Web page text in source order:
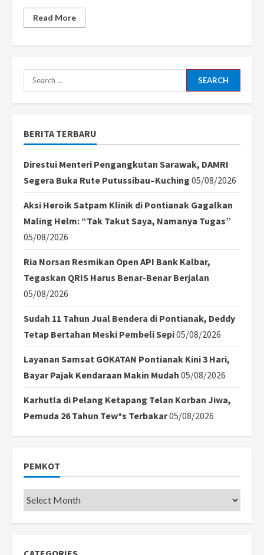
Read MoreRead
more
Sekadau,
Ditangkap
Search
for:
BERITA TERBARU
Direstui Menteri Pengangkutan Sarawak, DAMRI
Segera Buka Rute Putussibau–Kuching 05/08/2026
Aksi Heroik Satpam Klinik di Pontianak Gagalkan
Maling Helm: “Tak Takut Saya, Namanya Tugas”
05/08/2026
Ria Norsan Resmikan Open API Bank Kalbar,
Tegaskan QRIS Harus Benar-Benar Berjalan
05/08/2026
Sudah 11 Tahun Jual Bendera di Pontianak, Deddy
Tetap Bertahan Meski Pembeli Sepi05/08/2026
Layanan Samsat GOKATAN Pontianak Kini 3 Hari,
Bayar Pajak Kendaraan Makin Mudah 05/08/2026
Karhutla di Pelang Ketapang Telan Korban Jiwa,
Pemuda 26 Tahun Tew*s Terbakar05/08/2026
PEMKOT
Pemkot